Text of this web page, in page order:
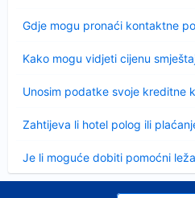
Gdje mogu pronaći kontaktne
Kako mogu vidjeti cijenu
Unosim podatke svoje kreditne
Zahtijeva li hotel polog ili
Je li moguće dobiti pomoćni